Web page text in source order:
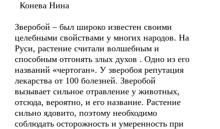
Конева Нина
Зверобой – был широко известен своими
целебными свойствами у многих народов. На
Руси, растение считали волшебным и
способным отгонять злых духов . Одно из его
названий «чертоган». У зверобоя репутация
лекарства от 100 болезней. Зверобой
вызывает сильное отравление у животных,
отсюда, вероятно, и его название. Растение
сильно ядовито, поэтому необходимо
соблюдать осторожность и умеренность при